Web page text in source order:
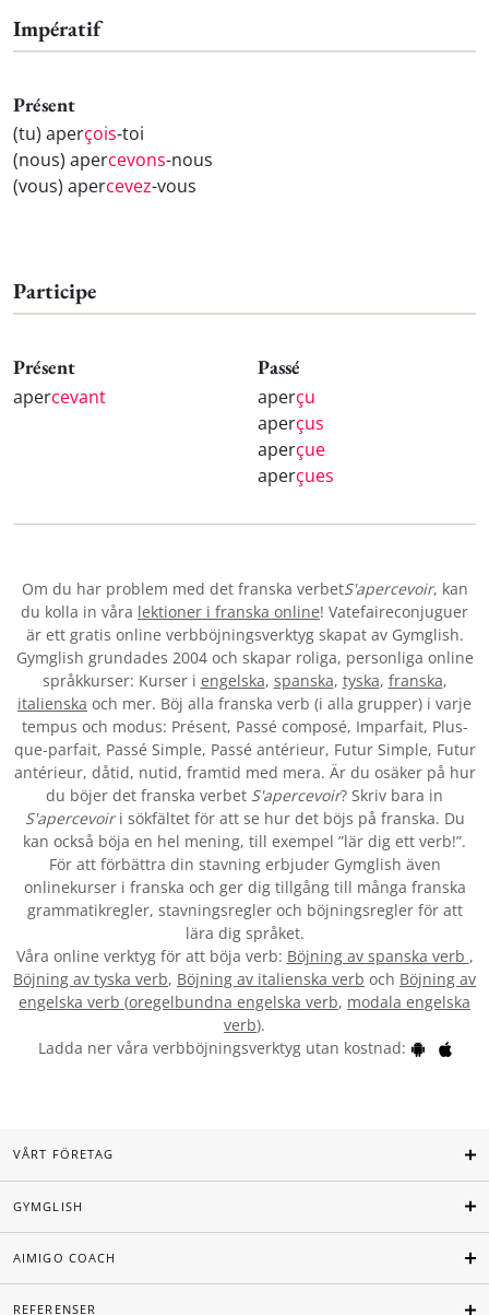
Impératif
Présent
(tu) aperçois-toi
(nous) apercevons-nous
(vous) apercevez-vous
Participe
Présent
apercevant
Passé
aperçu
aperçus
aperçue
aperçues
Om du har problem med det franska verbetS'apercevoir, kan
du kolla in våra lektioner i franska online! Vatefaireconjuguer
är ett gratis online verbböjningsverktyg skapat av Gymglish.
Gymglish grundades 2004 och skapar roliga, personliga online
språkkurser: Kurser i engelska, spanska, tyska, franska,
italienska och mer. Böj alla franska verb (i alla grupper) i varje
tempus och modus: Présent, Passé composé, Imparfait, Plus-
que-parfait, Passé Simple, Passé antérieur, Futur Simple, Futur
antérieur, dåtid, nutid, framtid med mera. Är du osäker på hur
du böjer det franska verbet S'apercevoir? Skriv bara in
S'apercevoiri sökfältet för att se hur det böjs på franska. Du
kan också böja en hel mening, till exempel ”lär dig ett verb!”.
För att förbättra din stavning erbjuder Gymglish även
onlinekurser i franska och ger dig tillgång till många franska
grammatikregler, stavningsregler och böjningsregler för att
lära dig språket.
Våra online verktyg för att böja verb: Böjning av spanska verb ,
Böjning av tyska verb, Böjning av italienska verb och Böjning av
engelska verb (oregelbundna engelska verb, modala engelska
verb).
Ladda ner våra verbböjningsverktyg utan kostnad:
VÅRT FÖRETAG
GYMGLISH
AIMIGO COACH
REFERENSER